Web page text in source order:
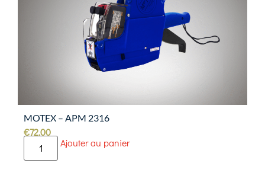
MOTEX – APM 2316
€72.00
Ajouter au panier